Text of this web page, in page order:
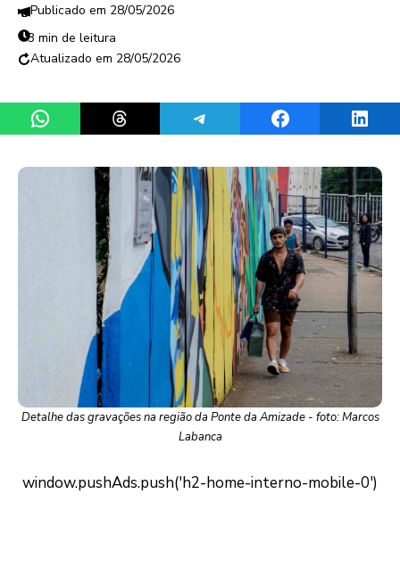
28/05/2026
3 min de leitura
28/05/2026
Share on WhatsAppShare on ThreadsShare on TelegramShare on Facebook
Detalhe das gravações na região da Ponte da Amizade - foto: Marcos
Labanca